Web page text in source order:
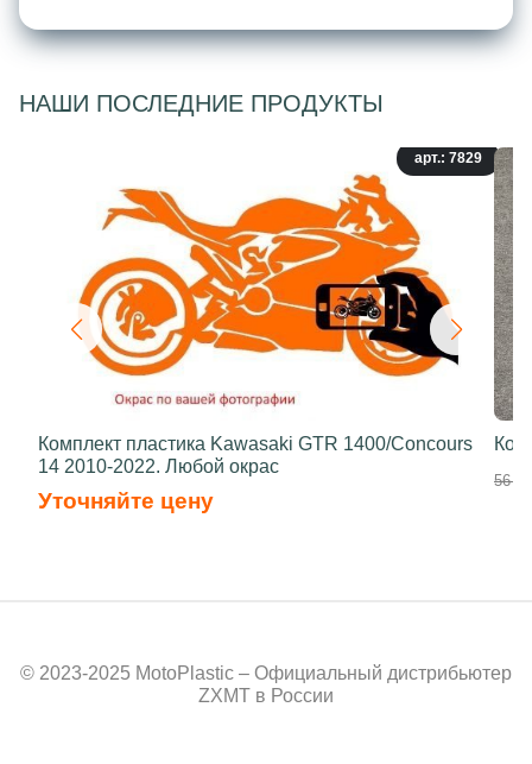
НАШИ ПОСЛЕДНИЕ ПРОДУКТЫ
арт.: 7829
Комплект пластика Kawasaki GTR 1400/Concours
14 2010-2022. Любой окрас
Уточняйте цену
56
© 2023-2025 MotoPlastic – Официальный дистрибьютер
ZXMT в России